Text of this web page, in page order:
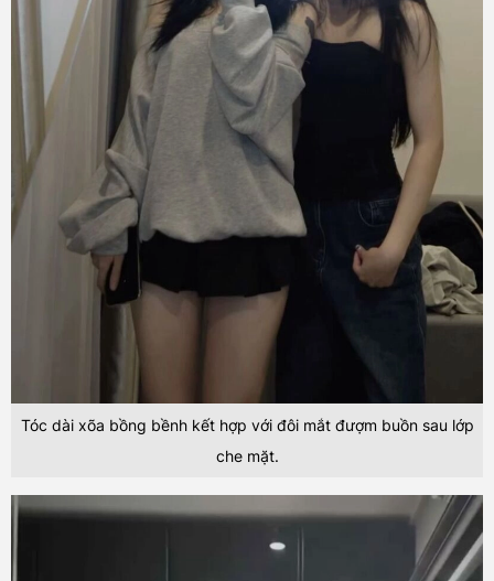
Tóc dài xõa bồng bềnh kết hợp với đôi mắt đượm buồn sau lớp
che mặt.